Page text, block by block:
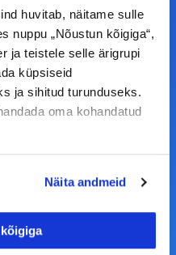
huvitab, näitame sulle
nuppu „Nõustun kõigiga“,
ja teistele selle ärigrupi
küpsiseid
ja sihitud turunduseks.
oma kohandatud
Näita andmeid
L
i
n
k
e
i
Y
o
u
t
u
e
teavitus